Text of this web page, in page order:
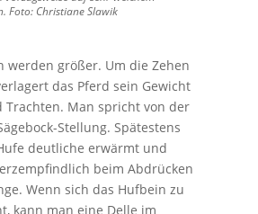
Foto: Christiane Slawik
werden größer. Um die Zehen
das Pferd sein Gewicht
Trachten. Man spricht von der
Stellung. Spätestens
deutliche erwärmt und
beim Abdrücken
Wenn sich das Hufbein zu
kann man eine Delle im